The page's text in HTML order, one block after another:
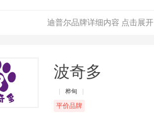
迪普尔品牌详细内容 点击展开
波奇多
桦甸
平价品牌